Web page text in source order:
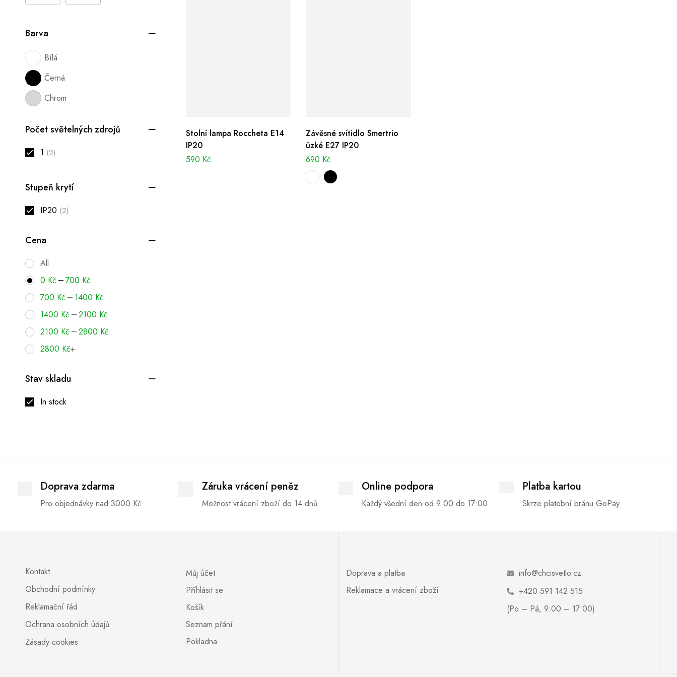
Barva
Bílá
Černá
Chrom
Počet světelných zdrojů
1 (2)
Stupeň krytí
IP20 (2)
Cena
All
0 Kč –700 Kč
700 Kč – 1400 Kč
1400 Kč –2100 Kč
2100 Kč –2800 Kč
2800 Kč+
Stav skladu
In stock
Stolní lampa Roccheta E14
IP20
590 Kč
Závěsné svítidlo Smertrio
úzké E27 IP20
690 Kč
Doprava zdarma
Pro objednávky nad 3000 Kč
Záruka vrácení peněz
Možnost vrácení zboží do 14 dnů
Online podpora
Každý všední den od 9:00 do 17:00
Platba kartou
Skrze platební bránu GoPay
Kontakt
Obchodní podmínky
Reklamační řád
Ochrana osobních údajů
Zásady cookies
Můj účet
Příhlásit se
Košík
Seznam přání
Pokladna
Doprava a platba
Reklamace a vrácení zboží
info@chcisvetlo.cz
+420 591 142 515
(Po – Pá, 9:00 – 17:00)